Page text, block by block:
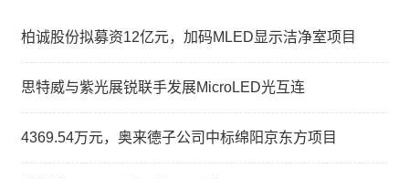
柏诚股份拟募资12亿元，加码MLED显示洁净室项目
思特威与紫光展锐联手发展MicroLED光互连
4369.54万元，奥来德子公司中标绵阳京东方项目